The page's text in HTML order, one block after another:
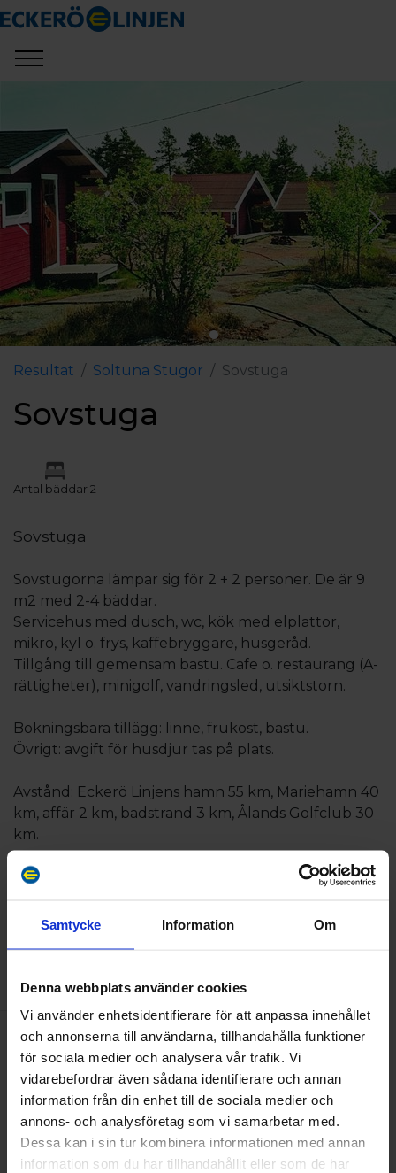
Samtycke Information Om
Denna webbplats använder cookies
Vi använder enhetsidentifierare för att anpassa innehållet
och annonserna till användarna, tillhandahålla funktioner
för sociala medier och analysera vår trafik. Vi
vidarebefordrar även sådana identifierare och annan
information från din enhet till de sociala medier och
annons- och analysföretag som vi samarbetar med.
Dessa kan i sin tur kombinera informationen med annan
information som du har tillhandahållit eller som de har
Resultat Soltuna Stugor Sovstuga
Sovstuga
Antal bäddar 2
Sovstuga
Sovstugorna lämpar sig för 2 + 2 personer. De är 9
m2 med 2-4 bäddar.
Servicehus med dusch, wc, kök med elplattor,
mikro, kyl o. frys, kaffebryggare, husgeråd.
Tillgång till gemensam bastu. Cafe o. restaurang (A-
rättigheter), minigolf, vandringsled, utsiktstorn.
Bokningsbara tillägg: linne, frukost, bastu.
Övrigt: avgift för husdjur tas på plats.
Avstånd: Eckerö Linjens hamn 55 km, Mariehamn 40
km, affär 2 km, badstrand 3 km, Ålands Golfclub 30
km.
Incheckning fr. kl. 15.00, utcheckning senast
Vid bokad slutstädning, utcheckning kl. 11.00.
BEKVÄMLIGHETER
Kapacitet
Antal bäddar: 2